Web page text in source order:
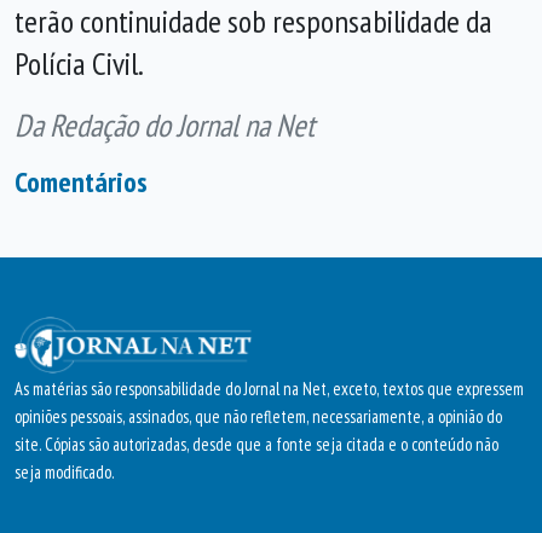
terão continuidade sob responsabilidade da
Polícia Civil.
Da Redação do Jornal na Net
Comentários
As matérias são responsabilidade do Jornal na Net, exceto, textos que expressem
opiniões pessoais, assinados, que não refletem, necessariamente, a opinião do
site. Cópias são autorizadas, desde que a fonte seja citada e o conteúdo não
seja modificado.